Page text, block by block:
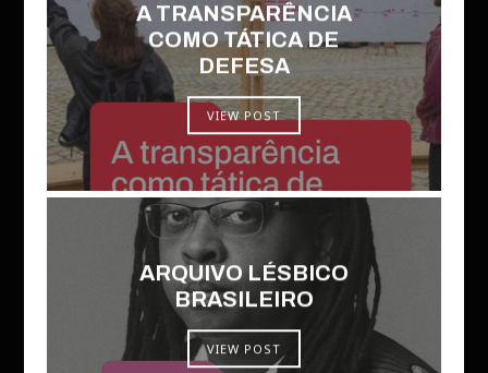
A TRANSPARÊNCIA
COMO TÁTICA DE
DEFESA
VIEW POST
ARQUIVO LÉSBICO
BRASILEIRO
VIEW POST